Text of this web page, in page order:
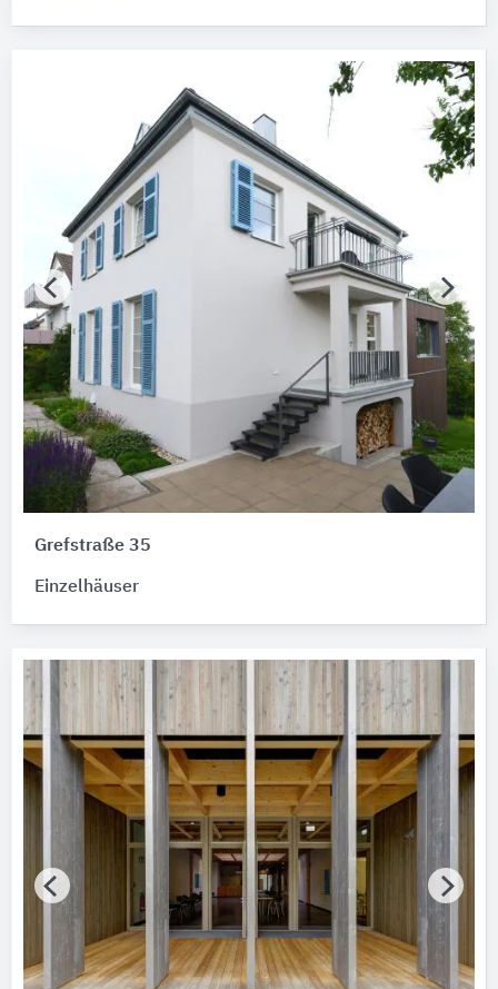
Baumaßnahme
Bitte auswählen
Tragwerkskonstruktion
Bitte auswählen
Vollgeschosse
Bitte auswählen
Energiestandard
Bitte auswählen
Zertifikat vorhanden
Grefstraße 35
Einzelhäuser